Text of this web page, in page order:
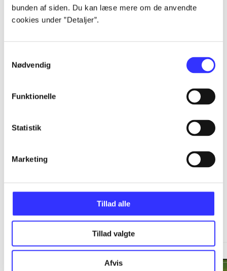
bunden af siden. Du kan læse mere om de anvendte
cookies under ”Detaljer”.
Nødvendig
Funktionelle
Statistik
Marketing
Tillad alle
Tillad valgte
Afvis
...
Minder om